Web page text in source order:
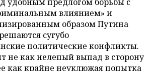
влиянием» и
образом Путина
сугубо
политические конфликты.
не как нелепый выпад в сторону
как крайне неуклюжая попытка